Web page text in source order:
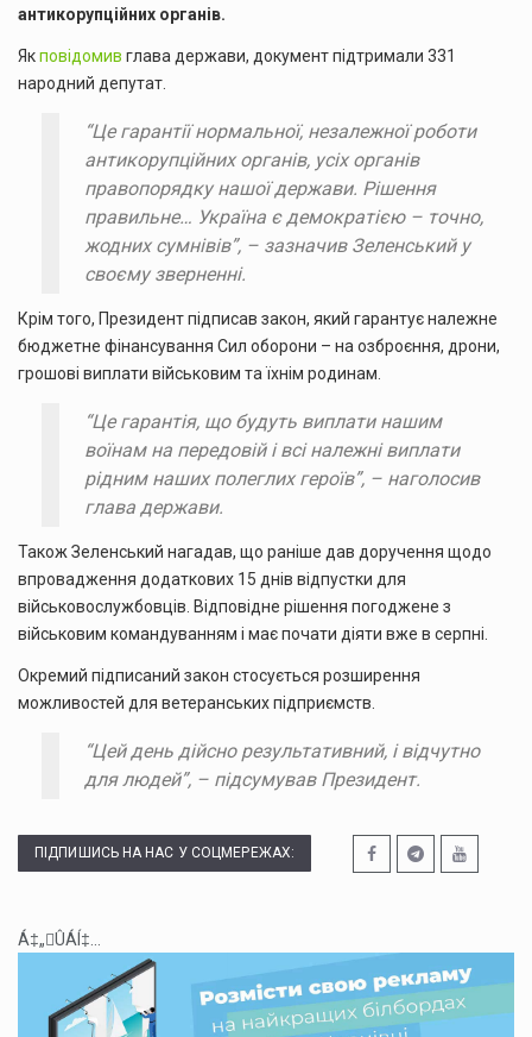
антикорупційних органів.
Якповідомив глава держави, документ підтримали 331
народний депутат.
“Це гарантії нормальної, незалежної роботи
антикорупційних органів, усіх органів
правопорядку нашої держави. Рішення
правильне… Україна є демократією – точно,
жодних сумнівів”, – зазначив Зеленський у
своєму зверненні.
Крім того, Президент підписав закон, який гарантує належне
бюджетне фінансування Сил оборони – на озброєння, дрони,
грошові виплати військовим та їхнім родинам.
“Це гарантія, що будуть виплати нашим
воїнам на передовій і всі належні виплати
рідним наших полеглих героїв”, – наголосив
глава держави.
Також Зеленський нагадав, що раніше дав доручення щодо
впровадження додаткових 15 днів відпустки для
військовослужбовців. Відповідне рішення погоджене з
військовим командуванням і має почати діяти вже в серпні.
Окремий підписаний закон стосується розширення
можливостей для ветеранських підприємств.
“Цей день дійсно результативний, і відчутно
для людей”, – підсумував Президент.
ПІДПИШИСЬ НА НАС У СОЦМЕРЕЖАХ:
Á‡„ÛÁÍ‡...